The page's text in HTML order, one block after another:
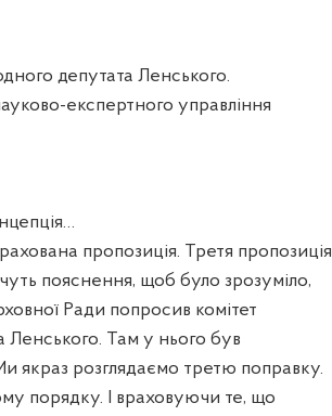
депутата Ленського.
експертного управління
пропозиція. Третя пропозиція
пояснення, щоб було зрозуміло,
Ради попросив комітет
Ленського. Там у нього був
якраз розглядаємо третю поправку.
порядку. І враховуючи те, що